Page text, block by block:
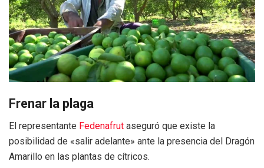
Frenar la plaga
El representante Fedenafrut aseguró que existe la
posibilidad de «salir adelante» ante la presencia del Dragón
Amarillo en las plantas de cítricos.